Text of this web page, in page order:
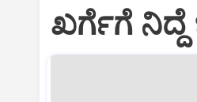
ಖರ್ಗೆಗೆ